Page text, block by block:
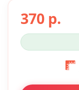
370 р.